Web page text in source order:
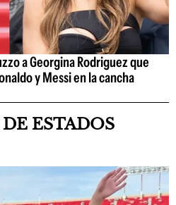
a Georgina Rodriguez que
y Messi en la cancha
ESTADOS